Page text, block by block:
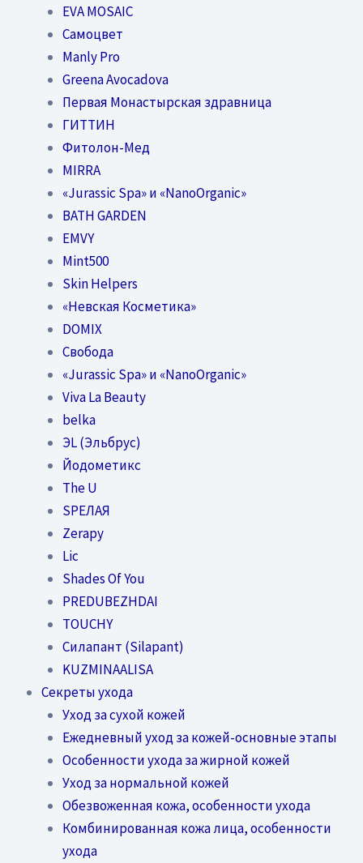
EVA MOSAIC
Самоцвет
Manly Pro
Greena Avocadova
Первая Монастырская здравница
ГИТТИН
Фитолон-Мед
MIRRA
«Jurassic Spa» и «NanoOrganic»
BATH GARDEN
EMVY
Mint500
Skin Helpers
«Невская Косметика»
DOMIX
Свобода
«Jurassic Spa» и «NanoOrganic»
Viva La Beauty
belka
ЭL (Эльбрус)
Йодометикс
The U
SPEЛАЯ
Zerapy
Lic
Shades Of You
PREDUBEZHDAI
TOUCHY
Силапант (Silapant)
KUZMINAALISA
Секреты ухода
Уход за сухой кожей
Ежедневный уход за кожей-основные этапы
Особенности ухода за жирной кожей
Уход за нормальной кожей
Обезвоженная кожа, особенности ухода
Комбинированная кожа лица, особенности
ухода